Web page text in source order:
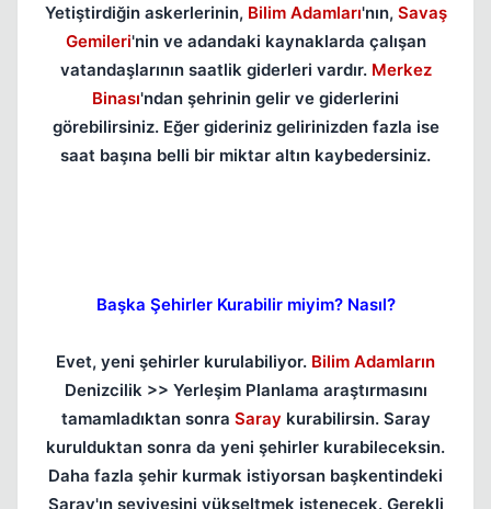
Yetiştirdiğin askerlerinin, Bilim Adamları'nın, Savaş
Gemileri'nin ve adandaki kaynaklarda çalışan
vatandaşlarının saatlik giderleri vardır. Merkez
Binası'ndan şehrinin gelir ve giderlerini
görebilirsiniz. Eğer gideriniz gelirinizden fazla ise
saat başına belli bir miktar altın kaybedersiniz.
Başka Şehirler Kurabilir miyim? Nasıl?
Evet, yeni şehirler kurulabiliyor. Bilim Adamların
Denizcilik >> Yerleşim Planlama araştırmasını
tamamladıktan sonra Saray kurabilirsin. Saray
kurulduktan sonra da yeni şehirler kurabileceksin.
Daha fazla şehir kurmak istiyorsan başkentindeki
Saray'ın seviyesini yükseltmek istenecek. Gerekli